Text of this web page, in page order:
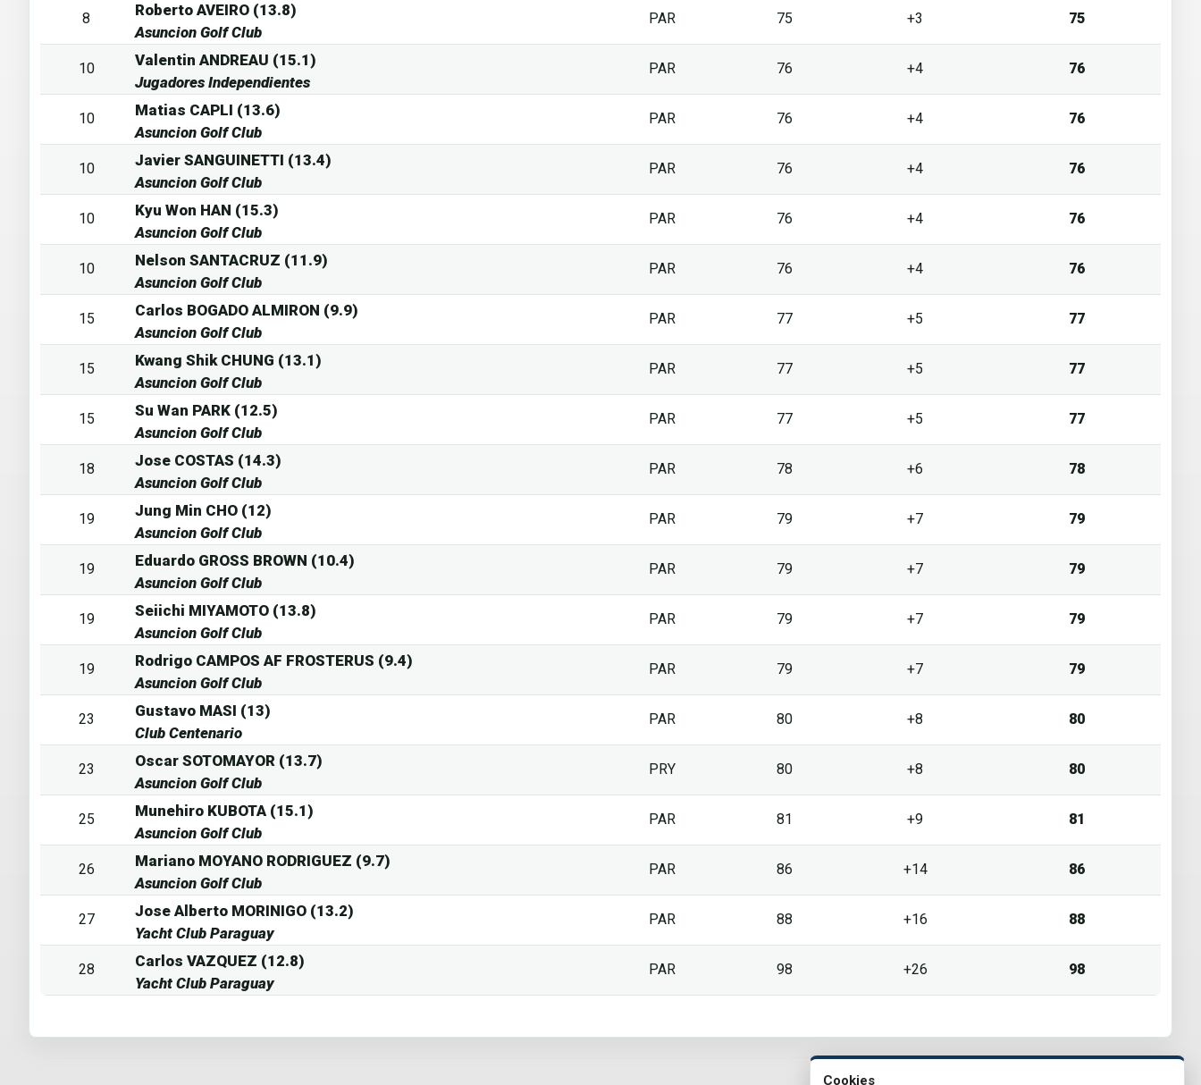
8
Roberto AVEIRO (13.8)
Asuncion Golf Club
PAR 75 +3 75
10
Valentin ANDREAU (15.1)
Jugadores Independientes
PAR 76 +4 76
10
Matias CAPLI (13.6)
Asuncion Golf Club
PAR 76 +4 76
10
Javier SANGUINETTI (13.4)
Asuncion Golf Club
PAR 76 +4 76
10
Kyu Won HAN (15.3)
Asuncion Golf Club
PAR 76 +4 76
10
Nelson SANTACRUZ (11.9)
Asuncion Golf Club
PAR 76 +4 76
15
Carlos BOGADO ALMIRON (9.9)
Asuncion Golf Club
PAR 77 +5 77
15
Kwang Shik CHUNG (13.1)
Asuncion Golf Club
PAR 77 +5 77
15
Su Wan PARK (12.5)
Asuncion Golf Club
PAR 77 +5 77
18
Jose COSTAS (14.3)
Asuncion Golf Club
PAR 78 +6 78
19
Jung Min CHO (12)
Asuncion Golf Club
PAR 79 +7 79
19
Eduardo GROSS BROWN (10.4)
Asuncion Golf Club
PAR 79 +7 79
19
Seiichi MIYAMOTO (13.8)
Asuncion Golf Club
PAR 79 +7 79
19
Rodrigo CAMPOS AF FROSTERUS (9.4)
Asuncion Golf Club
PAR 79 +7 79
23
Gustavo MASI (13)
Club Centenario
PAR 80 +8 80
23
Oscar SOTOMAYOR (13.7)
Asuncion Golf Club
PRY 80 +8 80
25
Munehiro KUBOTA (15.1)
Asuncion Golf Club
PAR 81 +9 81
26
Mariano MOYANO RODRIGUEZ (9.7)
Asuncion Golf Club
PAR 86 +14 86
27
Jose Alberto MORINIGO (13.2)
Yacht Club Paraguay
PAR 88 +16 88
28
Carlos VAZQUEZ (12.8)
Yacht Club Paraguay
PAR 98 +26 98
Cookies